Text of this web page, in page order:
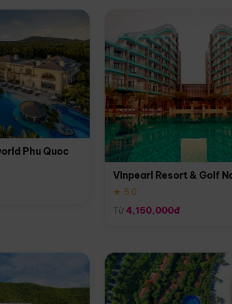
Phu Quoc
Vinpearl Resort & Golf
★ 5.0
Từ4,150,000đ